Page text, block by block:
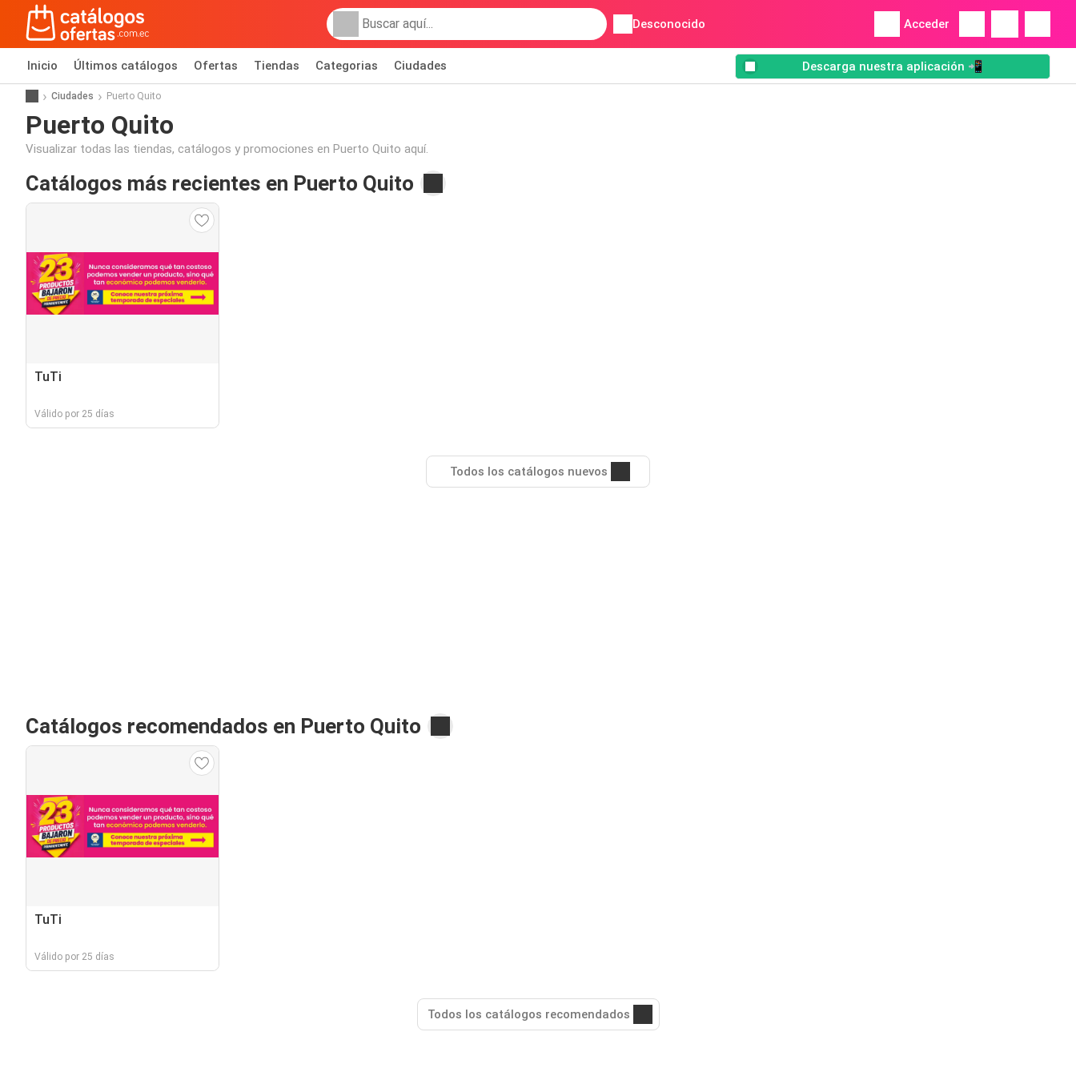
Desconocido Acceder
Inicio Últimos catálogos Ofertas Tiendas Categorias Ciudades Descarga nuestra aplicación 📲
Ciudades Puerto Quito
Puerto Quito
Visualizar todas las tiendas, catálogos y promociones en Puerto Quito aquí.
Catálogos más recientes en Puerto Quito
TuTi
Válido por 25 días
Todos los catálogos nuevos
Catálogos recomendados en Puerto Quito
TuTi
Válido por 25 días
Todos los catálogos recomendados